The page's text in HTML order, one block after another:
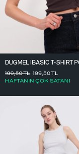
199,50TL
HAFTANIN ÇOK SATANI
199,50TL